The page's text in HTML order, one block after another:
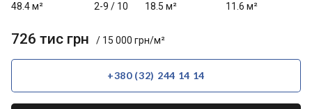
48.4 м² 2-9 / 10 18.5 м² 11.6 м²
726 тис грн / 15 000 грн/м²
+380 (32) 244 14 14